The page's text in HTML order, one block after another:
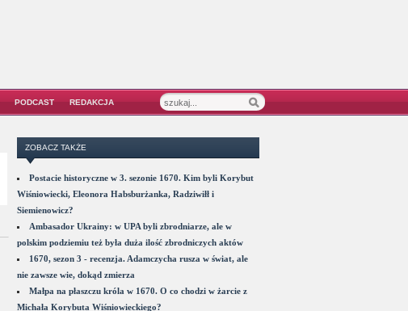
PODCAST REDAKCJA
ZOBACZ TAKŻE
Postacie historyczne w 3. sezonie 1670. Kim byli Korybut
Wiśniowiecki, Eleonora Habsburżanka, Radziwiłł i
Siemienowicz?
Ambasador Ukrainy: w UPA byli zbrodniarze, ale w
polskim podziemiu też była duża ilość zbrodniczych aktów
1670, sezon 3 - recenzja. Adamczycha rusza w świat, ale
nie zawsze wie, dokąd zmierza
Małpa na płaszczu króla w 1670. O co chodzi w żarcie z
Michała Korybuta Wiśniowieckiego?